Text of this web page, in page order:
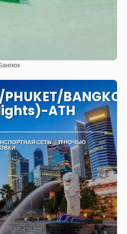
Видеть
PHUKET/
ATH
СЕТЬ 11 НОЧЬЮ